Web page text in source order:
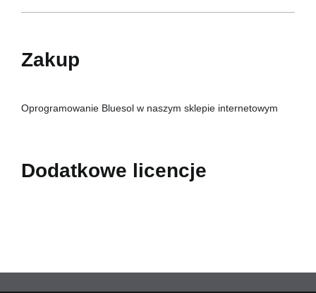
Zakup
Oprogramowanie Bluesol w naszym sklepie internetowym
Dodatkowe licencje